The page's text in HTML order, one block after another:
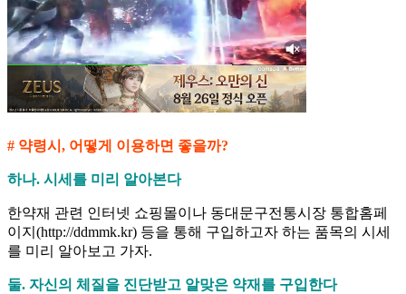
# 약령시, 어떻게 이용하면 좋을까?
하나. 시세를 미리 알아본다
한약재 관련 인터넷 쇼핑몰이나 동대문구전통시장 통합홈페
이지(http://ddmmk.kr) 등을 통해 구입하고자 하는 품목의 시세
를 미리 알아보고 가자.
둘. 자신의 체질을 진단받고 알맞은 약재를 구입한다